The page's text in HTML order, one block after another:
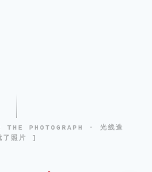
PHOTOGRAPH · 光线造
了照片 ]